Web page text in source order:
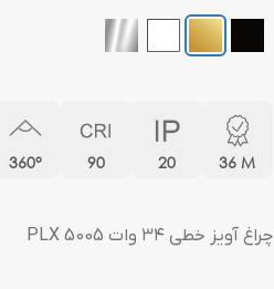
36 M
20
90
360°
چراغ آویز خطی ۳۴ وات PLX 5005